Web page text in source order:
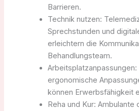
Barrieren.
Technik nutzen:
Sprechstunden und
erleichtern die
Behandlungsteam.
ergonomische
können Erwerbsfähigkeit
Reha und Kur: Ambulante